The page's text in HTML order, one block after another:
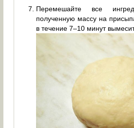
Перемешайте все
полученную массу на
в течение 7–10 минут